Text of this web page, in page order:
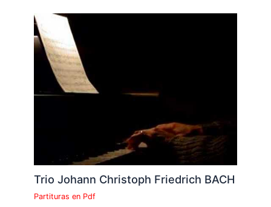
Trio Johann Christoph Friedrich BACH
Partituras en Pdf